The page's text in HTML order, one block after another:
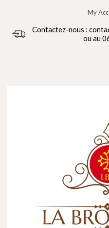
My
Contactez-nous :
ou au